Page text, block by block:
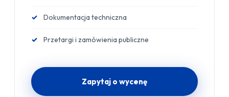
Dokumentacja techniczna
Przetargi i zamówienia publiczne
Zapytaj o wycenę